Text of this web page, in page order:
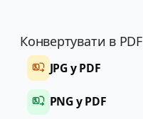
Конвертувати в PDF
JPG у PDF
PNG у PDF